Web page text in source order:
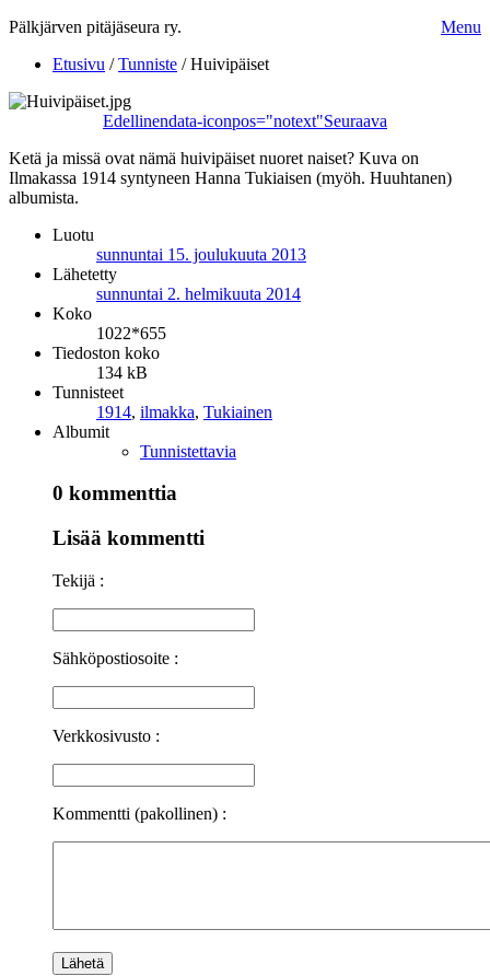
Pälkjärven pitäjäseura ry.
Menu
Etusivu /Tunniste /Huivipäiset
Edellinendata-iconpos="notext"Seuraava
Ketä ja missä ovat nämä huivipäiset nuoret naiset? Kuva on
Ilmakassa 1914 syntyneen Hanna Tukiaisen (myöh. Huuhtanen)
albumista.
Luotu
sunnuntai 15. joulukuuta 2013
Lähetetty
sunnuntai 2. helmikuuta 2014
Koko
1022*655
Tiedoston koko
134 kB
Tunnisteet
1914, ilmakka, Tukiainen
Albumit
Tunnistettavia
0 kommenttia
Lisää kommentti
Tekijä :
Sähköpostiosoite :
Verkkosivusto :
Kommentti (pakollinen) :